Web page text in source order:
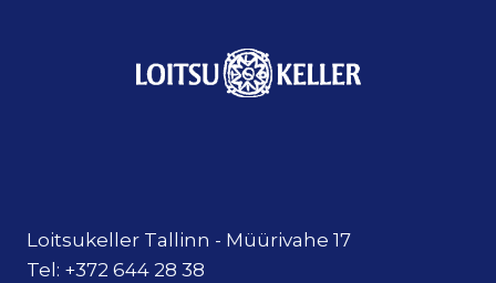
Loitsukeller Tallinn - Müürivahe 17
Tel: +372 644 28 38